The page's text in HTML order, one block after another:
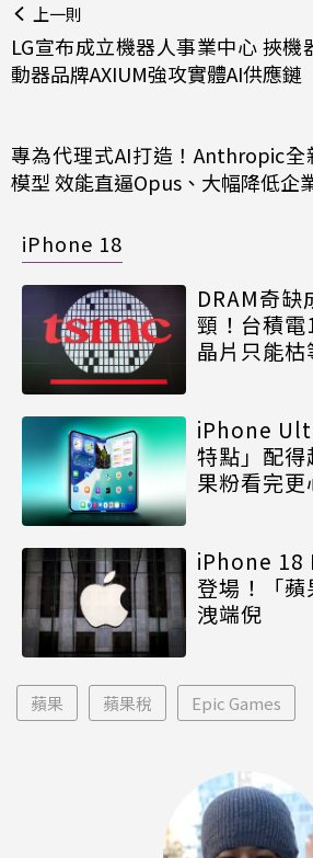
上一則
LG宣布成立機器人事業中心 挾機
動器品牌AXIUM強攻實體AI供應鏈
專為代理式AI打造！Anthropic
模型 效能直逼Opus、大幅降低企
iPhone 18
DRAM奇
頸！台積
晶片只能枯
iPhone
特點」配
果粉看完更
iPhone 18
登場！「蘋
洩端倪
蘋果 蘋果稅 Epic Games